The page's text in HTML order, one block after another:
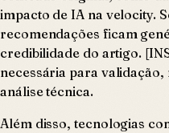
impacto de IA na velocity.
recomendações ficam
credibilidade do artigo.
necessária para validação,
análise técnica.
Além disso, tecnologias